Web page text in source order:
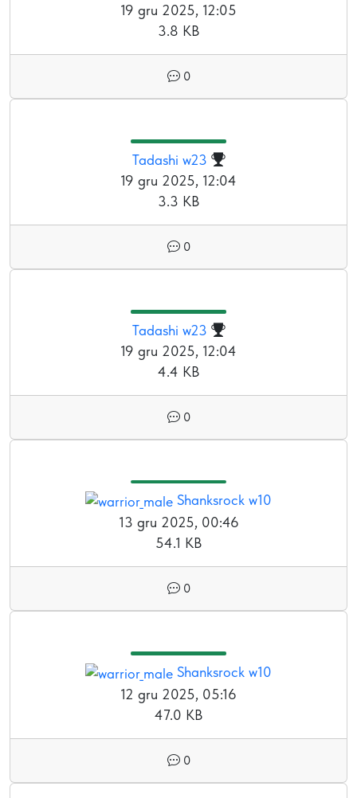
19 gru 2025, 12:05
3.8 KB
0
Tadashi w23
19 gru 2025, 12:04
3.3 KB
0
Tadashi w23
19 gru 2025, 12:04
4.4 KB
0
Shanksrock w10
13 gru 2025, 00:46
54.1 KB
0
Shanksrock w10
12 gru 2025, 05:16
47.0 KB
0